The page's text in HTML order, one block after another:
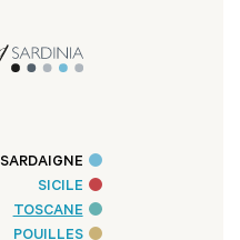
SARDAIGNE
SICILE
TOSCANE
POUILLES